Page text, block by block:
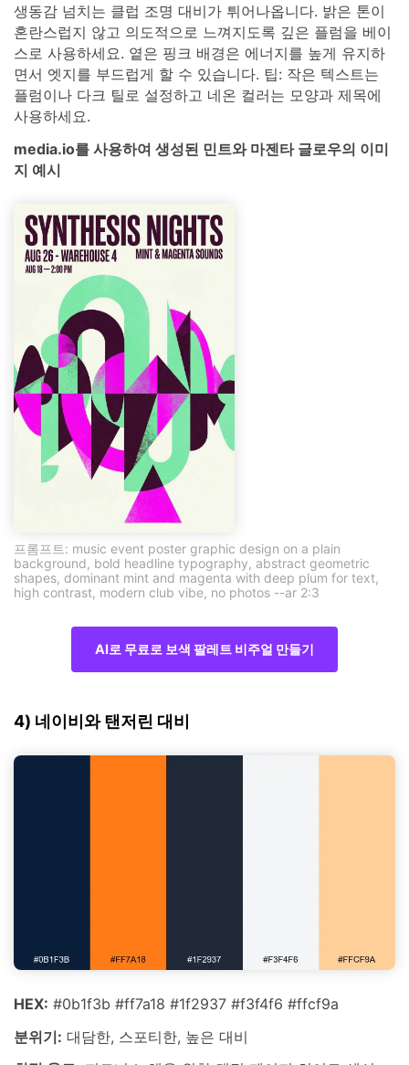
생동감 넘치는 클럽 조명 대비가 튀어나옵니다. 밝은 톤이
혼란스럽지 않고 의도적으로 느껴지도록 깊은 플럼을 베이
스로 사용하세요. 옅은 핑크 배경은 에너지를 높게 유지하
면서 엣지를 부드럽게 할 수 있습니다. 팁: 작은 텍스트는
플럼이나 다크 틸로 설정하고 네온 컬러는 모양과 제목에
사용하세요.
media.io를 사용하여 생성된 민트와 마젠타 글로우의 이미
지 예시
프롬프트: music event poster graphic design on a plain
background, bold headline typography, abstract geometric
shapes, dominant mint and magenta with deep plum for text,
high contrast, modern club vibe, no photos --ar 2:3
AI로 무료로 보색 팔레트 비주얼 만들기
4) 네이비와 탠저린 대비
HEX: #0b1f3b #ff7a18 #1f2937 #f3f4f6 #ffcf9a
분위기: 대담한, 스포티한, 높은 대비